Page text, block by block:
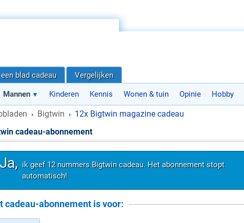
Mannen Kinderen Kennis Wonen & tuin Opinie Hobby
blad cadeau Vergelijken
› Bigtwin › 12x Bigtwin magazine cadeau
cadeau-abonnement
Ja, ik geef 12 nummers Bigtwin cadeau. Het abonnement stopt
automatisch!
cadeau-abonnement is voor: